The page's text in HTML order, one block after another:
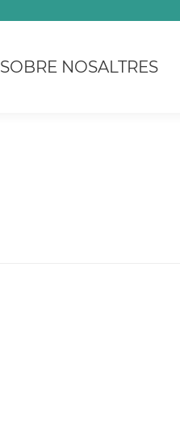
SOBRE NOSALTRES